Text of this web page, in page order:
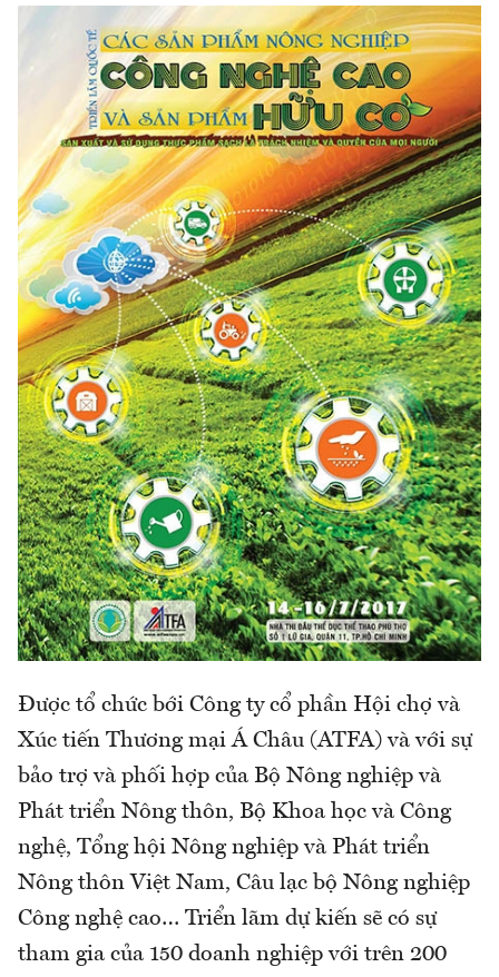
Được tổ chức bới Công ty cổ phần Hội chợ và
Xúc tiến Thương mại Á Châu (ATFA) và với sự
bảo trợ và phối hợp của Bộ Nông nghiệp và
Phát triển Nông thôn, Bộ Khoa học và Công
nghệ, Tổng hội Nông nghiệp và Phát triển
Nông thôn Việt Nam, Câu lạc bộ Nông nghiệp
Công nghệ cao… Triển lãm dự kiến sẽ có sự
tham gia của 150 doanh nghiệp với trên 200